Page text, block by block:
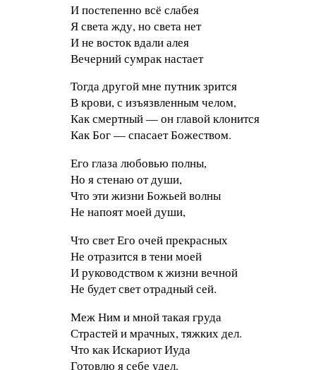
И постепенно всё слабея
Я света жду, но света нет
И не восток вдали алея
Вечерний сумрак настает
Тогда другой мне путник зрится
В крови, с изъязвленным челом,
Как смертный — он главой клонится
Как Бог — спасает Божеством.
Его глаза любовью полны,
Но я стенаю от души,
Что эти жизни Божьей волны
Не напоят моей души,
Что свет Его очей прекрасных
Не отразится в тени моей
И руководством к жизни вечной
Не будет свет отрадный сей.
Меж Ним и мной такая груда
Страстей и мрачных, тяжких дел.
Что как Искариот Иуда
Готовлю я себе удел.